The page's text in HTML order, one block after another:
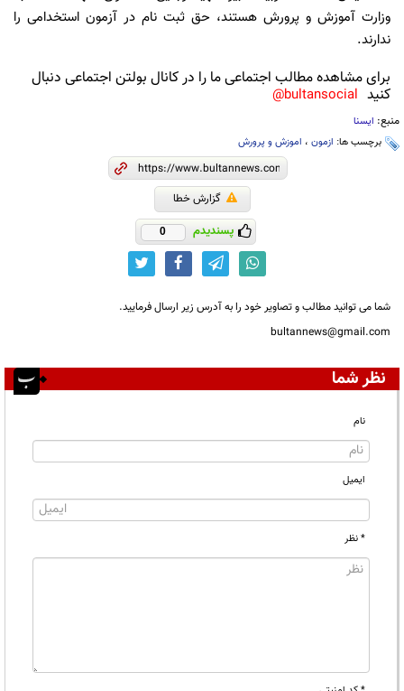
وزارت آموزش و پرورش هستند، حق ثبت نام در آزمون استخدامی را
ندارند.
برای مشاهده مطالب اجتماعی ما را در کانال بولتن اجتماعی دنبال
کنید bultansocial@
منبع: ایسنا
برچسب ها: ازمون ، اموزش و پرورش
گزارش خطا
پسندیدم 0
شما می توانید مطالب و تصاویر خود را به آدرس زیر ارسال فرمایید.
bultannews@gmail.com
نظر شما
نام
ایمیل
* نظر